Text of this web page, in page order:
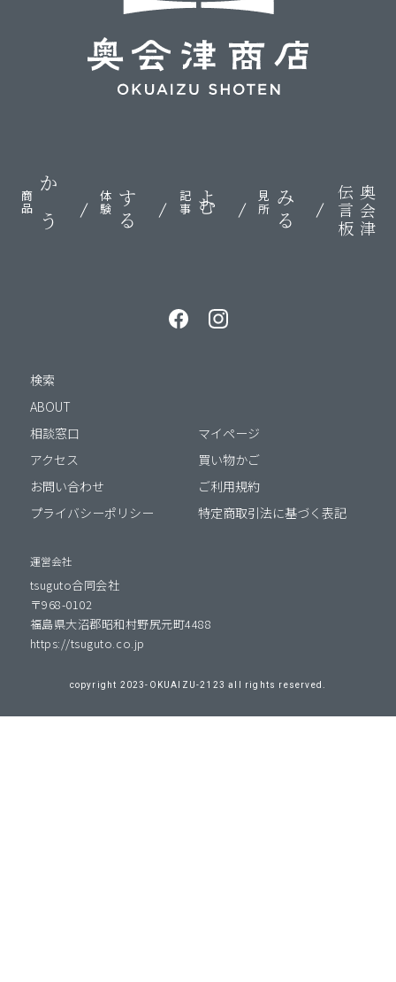
かう
商品 する
体験 よむ
記事 みる
見所 奥会津
伝言板
検索
ABOUT
相談窓口
アクセス
お問い合わせ
プライバシーポリシー
マイページ
買い物かご
ご利用規約
特定商取引法に基づく表記
運営会社
tsuguto合同会社
〒968-0102
福島県大沼郡昭和村野尻元町4488
https://tsuguto.co.jp
copyright 2023-OKUAIZU-2123 all rights reserved.